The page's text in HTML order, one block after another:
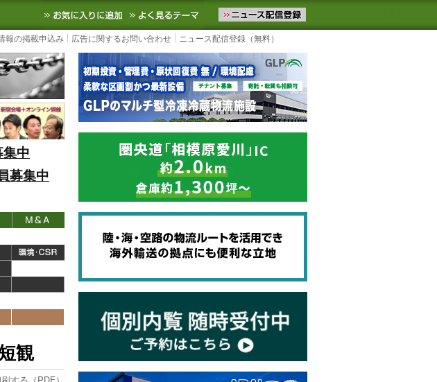
ど国内外の最新の物流ニュースをお届けします。物流ニュースメール配信を登録す
お気に入りに追加 よく見るテーマ
報の掲載申込み 広告に関するお問い合わせ ニュース配信登録（無料）
中
募集中
観